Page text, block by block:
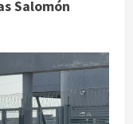
Salomón